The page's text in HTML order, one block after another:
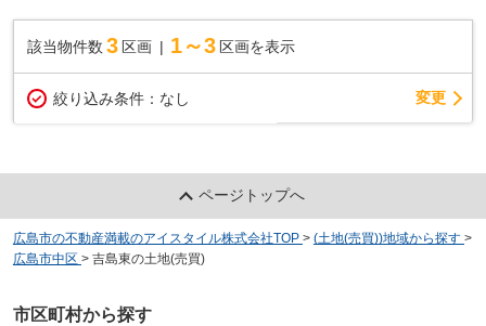
該当物件数 3 区画 1～3 区画を表示
絞り込み条件： なし 変更
ページトップへ
広島市の不動産満載のアイスタイル株式会社TOP > (土地(売買))地域から探す >
広島市中区 > 吉島東の土地(売買)
市区町村から探す